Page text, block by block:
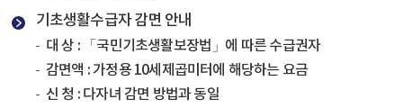
기초생활수급자 감면 안내
대 상 : 「국민기초생활보장법」에 따른 수급권자
감면액 : 가정용 10세제곱미터에 해당하는 요금
신 청 : 다자녀 감면 방법과 동일